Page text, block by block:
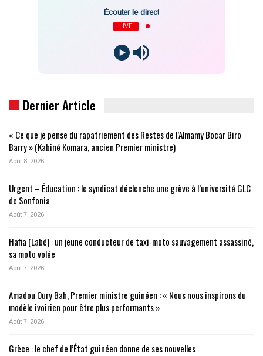
Écouter le direct
LIVE
Dernier Article
« Ce que je pense du rapatriement des Restes de l’Almamy Bocar Biro
Barry » (Kabiné Komara, ancien Premier ministre)
Août 8, 2026
Urgent – Éducation : le syndicat déclenche une grève à l’université GLC
de Sonfonia
Août 7, 2026
Hafia (Labé) : un jeune conducteur de taxi-moto sauvagement assassiné,
sa moto volée
Août 7, 2026
Amadou Oury Bah, Premier ministre guinéen : « Nous nous inspirons du
modèle ivoirien pour être plus performants »
Août 7, 2026
Grèce : le chef de l’État guinéen donne de ses nouvelles